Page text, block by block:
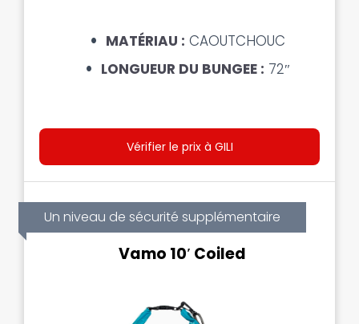
MATÉRIAU : CAOUTCHOUC
LONGUEUR DU BUNGEE : 72″
Vérifier le prix à GILI
Un niveau de sécurité supplémentaire
Vamo 10′ Coiled